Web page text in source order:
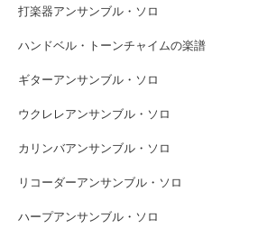
打楽器アンサンブル・ソロ
ハンドベル・トーンチャイムの楽譜
ギターアンサンブル・ソロ
ウクレレアンサンブル・ソロ
カリンバアンサンブル・ソロ
リコーダーアンサンブル・ソロ
ハープアンサンブル・ソロ